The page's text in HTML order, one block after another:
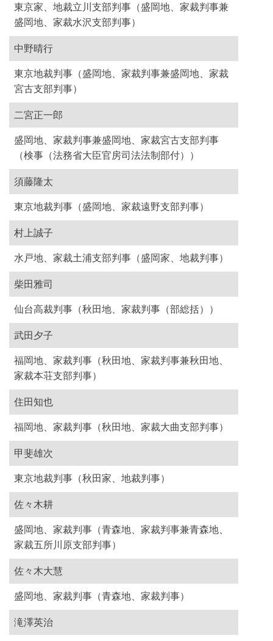
東京家、地裁立川支部判事（盛岡地、家裁判事兼
盛岡地、家裁水沢支部判事）
中野晴行
東京地裁判事（盛岡地、家裁判事兼盛岡地、家裁
宮古支部判事）
二宮正一郎
盛岡地、家裁判事兼盛岡地、家裁宮古支部判事
（検事（法務省大臣官房司法法制部付））
須藤隆太
東京地裁判事（盛岡地、家裁遠野支部判事）
村上誠子
水戸地、家裁土浦支部判事（盛岡家、地裁判事）
柴田雅司
仙台高裁判事（秋田地、家裁判事（部総括））
武田夕子
福岡地、家裁判事（秋田地、家裁判事兼秋田地、
家裁本荘支部判事）
住田知也
福岡地、家裁判事（秋田地、家裁大曲支部判事）
甲斐雄次
東京地裁判事（秋田家、地裁判事）
佐々木耕
盛岡地、家裁判事（青森地、家裁判事兼青森地、
家裁五所川原支部判事）
佐々木大慧
盛岡地、家裁判事（青森地、家裁判事）
滝澤英治